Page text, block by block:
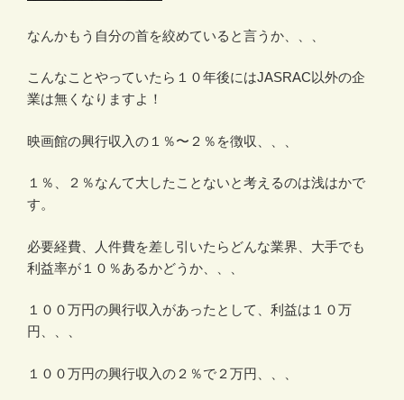
なんかもう自分の首を絞めていると言うか、、、
こんなことやっていたら１０年後にはJASRAC以外の企
業は無くなりますよ！
映画館の興行収入の１％〜２％を徴収、、、
１％、２％なんて大したことないと考えるのは浅はかで
す。
必要経費、人件費を差し引いたらどんな業界、大手でも
利益率が１０％あるかどうか、、、
１００万円の興行収入があったとして、利益は１０万
円、、、
１００万円の興行収入の２％で２万円、、、